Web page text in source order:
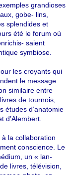
grandioses
gobe- lins,
splendides et
été le forum où
saient
symbiose.
les croyants qui
le message
similaire entre
de tournois,
études d’anatomie
d’Alembert.
la collaboration
conscience. Le
un « lan-
livres, télévision,